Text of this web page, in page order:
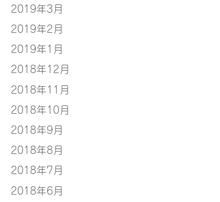
2019年3月
2019年2月
2019年1月
2018年12月
2018年11月
2018年10月
2018年9月
2018年8月
2018年7月
2018年6月